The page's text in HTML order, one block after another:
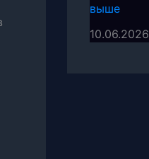
выше
10.06.2026